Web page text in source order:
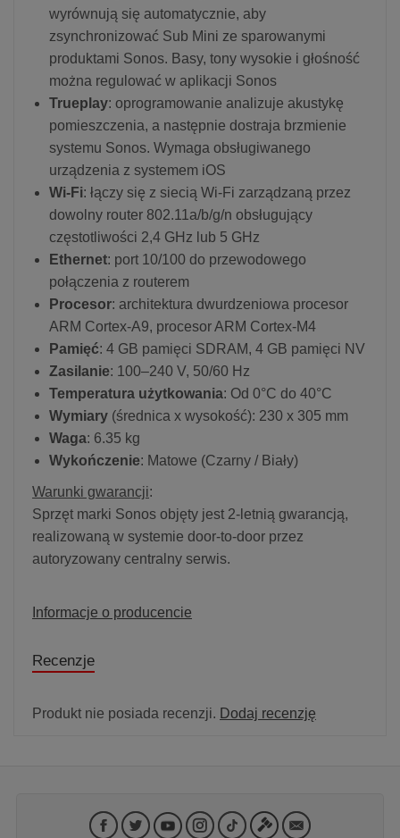
wyrównują się automatycznie, aby
zsynchronizować Sub Mini ze sparowanymi
produktami Sonos. Basy, tony wysokie i głośność
można regulować w aplikacji Sonos
Trueplay: oprogramowanie analizuje akustykę
pomieszczenia, a następnie dostraja brzmienie
systemu Sonos. Wymaga obsługiwanego
urządzenia z systemem iOS
Wi-Fi: łączy się z siecią Wi-Fi zarządzaną przez
dowolny router 802.11a/b/g/n obsługujący
częstotliwości 2,4 GHz lub 5 GHz
Ethernet: port 10/100 do przewodowego
połączenia z routerem
Procesor: architektura dwurdzeniowa procesor
ARM Cortex-A9, procesor ARM Cortex-M4
Pamięć: 4 GB pamięci SDRAM, 4 GB pamięci NV
Zasilanie: 100–240 V, 50/60 Hz
Temperatura użytkowania: Od 0°C do 40°C
Wymiary (średnica x wysokość): 230 x 305 mm
Waga: 6.35 kg
Wykończenie: Matowe (Czarny / Biały)
Warunki gwarancji:
Sprzęt marki Sonos objęty jest 2-letnią gwarancją,
realizowaną w systemie door-to-door przez
autoryzowany centralny serwis.
Informacje o producencie
Recenzje
Produkt nie posiada recenzji. Dodaj recenzję